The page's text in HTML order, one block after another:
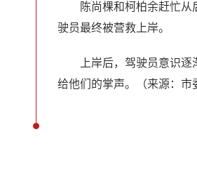
陈尚棵和柯柏余赶忙
驶员最终被营救上岸。
上岸后，驾驶员意识
给他们的掌声。（来源：市